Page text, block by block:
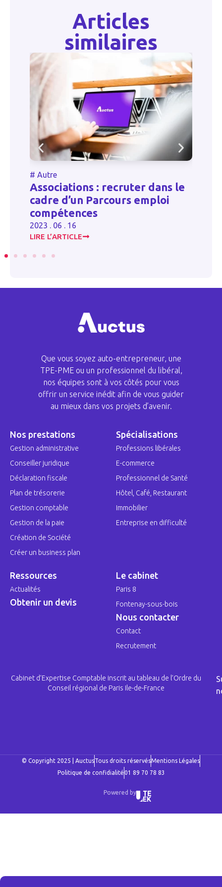
Articles
similaires
# Autre
Associations : recruter dans le
cadre d’un Parcours emploi
compétences
2023 . 06 . 16
LIRE L’ARTICLE
Que vous soyez auto-entrepreneur, une
TPE-PME ou un professionnel du libéral,
nos équipes sont à vos côtés pour vous
offrir un service inédit afin de vous guider
au mieux dans vos projets d’avenir.
Nos prestations
Gestion administrative
Conseiller juridique
Déclaration fiscale
Plan de trésorerie
Gestion comptable
Gestion de la paie
Création de Société
Créer un business plan
Spécialisations
Professions libérales
E-commerce
Professionnel de Santé
Hôtel, Café, Restaurant
Immobilier
Entreprise en difficulté
Ressources
Actualités
Obtenir un devis
Le cabinet
Paris 8
Fontenay-sous-bois
Nous contacter
Contact
Recrutement
Cabinet d’Expertise Comptable inscrit au tableau de l’Ordre du
Conseil régional de Paris Ile-de-France
© Copyright 2025 | AuctusTous droits réservésMentions Légales
Politique de confidialité01 89 70 78 83
Powered by